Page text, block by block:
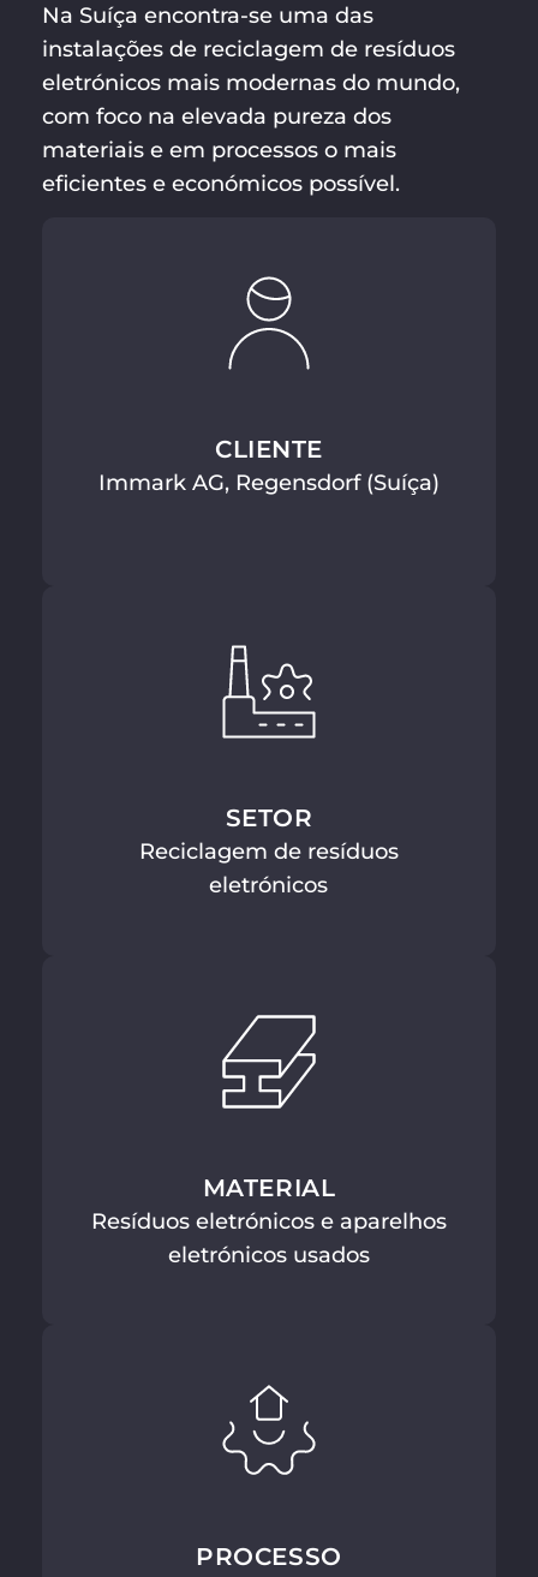
Na Suíça encontra-se uma das
instalações de reciclagem de resíduos
eletrónicos mais modernas do mundo,
com foco na elevada pureza dos
materiais e em processos o mais
eficientes e económicos possível.
CLIENTE
Immark AG, Regensdorf (Suíça)
SETOR
Reciclagem de resíduos
eletrónicos
MATERIAL
Resíduos eletrónicos e aparelhos
eletrónicos usados
PROCESSO